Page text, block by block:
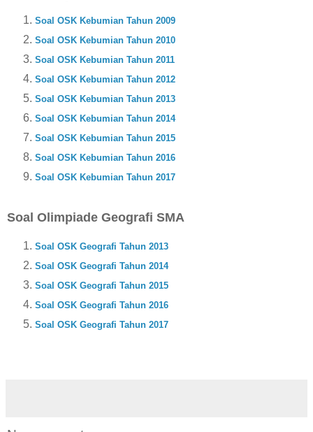
Soal OSK Kebumian Tahun 2009
Soal OSK Kebumian Tahun 2010
Soal OSK Kebumian Tahun 2011
Soal OSK Kebumian Tahun 2012
Soal OSK Kebumian Tahun 2013
Soal OSK Kebumian Tahun 2014
Soal OSK Kebumian Tahun 2015
Soal OSK Kebumian Tahun 2016
Soal OSK Kebumian Tahun 2017
Soal Olimpiade Geografi SMA
Soal OSK Geografi Tahun 2013
Soal OSK Geografi Tahun 2014
Soal OSK Geografi Tahun 2015
Soal OSK Geografi Tahun 2016
Soal OSK Geografi Tahun 2017